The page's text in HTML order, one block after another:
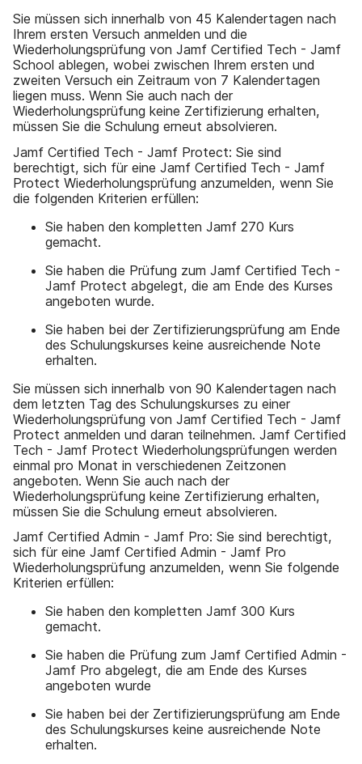
Sie müssen sich innerhalb von 45 Kalendertagen nach
Ihrem ersten Versuch anmelden und die
Wiederholungsprüfung von Jamf Certified Tech - Jamf
School ablegen, wobei zwischen Ihrem ersten und
zweiten Versuch ein Zeitraum von 7 Kalendertagen
liegen muss. Wenn Sie auch nach der
Wiederholungsprüfung keine Zertifizierung erhalten,
müssen Sie die Schulung erneut absolvieren.
Jamf Certified Tech - Jamf Protect: Sie sind
berechtigt, sich für eine Jamf Certified Tech - Jamf
Protect Wiederholungsprüfung anzumelden, wenn Sie
die folgenden Kriterien erfüllen:
Sie haben den kompletten Jamf 270 Kurs
gemacht.
Sie haben die Prüfung zum Jamf Certified Tech -
Jamf Protect abgelegt, die am Ende des Kurses
angeboten wurde.
Sie haben bei der Zertifizierungsprüfung am Ende
des Schulungskurses keine ausreichende Note
erhalten.
Sie müssen sich innerhalb von 90 Kalendertagen nach
dem letzten Tag des Schulungskurses zu einer
Wiederholungsprüfung von Jamf Certified Tech - Jamf
Protect anmelden und daran teilnehmen. Jamf Certified
Tech - Jamf Protect Wiederholungsprüfungen werden
einmal pro Monat in verschiedenen Zeitzonen
angeboten. Wenn Sie auch nach der
Wiederholungsprüfung keine Zertifizierung erhalten,
müssen Sie die Schulung erneut absolvieren.
Jamf Certified Admin - Jamf Pro: Sie sind berechtigt,
sich für eine Jamf Certified Admin - Jamf Pro
Wiederholungsprüfung anzumelden, wenn Sie folgende
Kriterien erfüllen:
Sie haben den kompletten Jamf 300 Kurs
gemacht.
Sie haben die Prüfung zum Jamf Certified Admin -
Jamf Pro abgelegt, die am Ende des Kurses
angeboten wurde
Sie haben bei der Zertifizierungsprüfung am Ende
des Schulungskurses keine ausreichende Note
erhalten.